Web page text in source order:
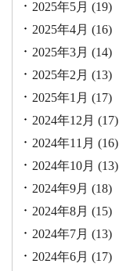
2025年5月 (19)
2025年4月 (16)
2025年3月 (14)
2025年2月 (13)
2025年1月 (17)
2024年12月 (17)
2024年11月 (16)
2024年10月 (13)
2024年9月 (18)
2024年8月 (15)
2024年7月 (13)
2024年6月 (17)